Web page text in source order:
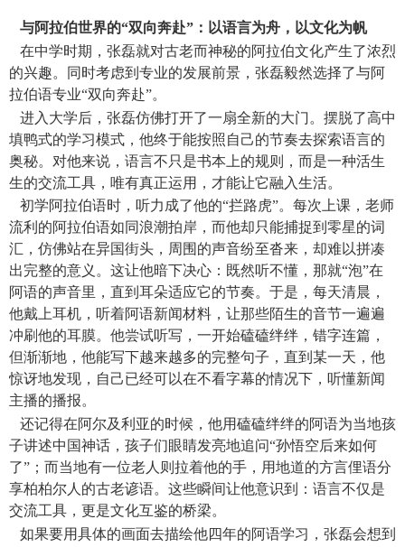
与阿拉伯世界的“双向奔赴”：以语言为舟，以文化为帆
在中学时期，张磊就对古老而神秘的阿拉伯文化产生了浓烈
的兴趣。同时考虑到专业的发展前景，张磊毅然选择了与阿
拉伯语专业“双向奔赴”。
进入大学后，张磊仿佛打开了一扇全新的大门。摆脱了高中
填鸭式的学习模式，他终于能按照自己的节奏去探索语言的
奥秘。对他来说，语言不只是书本上的规则，而是一种活生
生的交流工具，唯有真正运用，才能让它融入生活。
初学阿拉伯语时，听力成了他的“拦路虎”。每次上课，老师
流利的阿拉伯语如同浪潮拍岸，而他却只能捕捉到零星的词
汇，仿佛站在异国街头，周围的声音纷至沓来，却难以拼凑
出完整的意义。这让他暗下决心：既然听不懂，那就“泡”在
阿语的声音里，直到耳朵适应它的节奏。于是，每天清晨，
他戴上耳机，听着阿语新闻材料，让那些陌生的音节一遍遍
冲刷他的耳膜。他尝试听写，一开始磕磕绊绊，错字连篇，
但渐渐地，他能写下越来越多的完整句子，直到某一天，他
惊讶地发现，自己已经可以在不看字幕的情况下，听懂新闻
主播的播报。
还记得在阿尔及利亚的时候，他用磕磕绊绊的阿语为当地孩
子讲述中国神话，孩子们眼睛发亮地追问“孙悟空后来如何
了”；而当地有一位老人则拉着他的手，用地道的方言俚语分
享柏柏尔人的古老谚语。这些瞬间让他意识到：语言不仅是
交流工具，更是文化互鉴的桥梁。
如果要用具体的画面去描绘他四年的阿语学习，张磊会想到